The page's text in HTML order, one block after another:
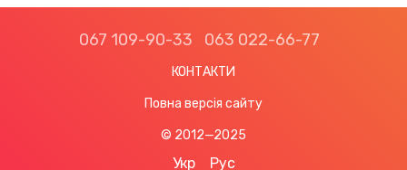
067 109-90-33 063 022-66-77
КОНТАКТИ
Повна версія сайту
© 2012—2025
Укр Рус